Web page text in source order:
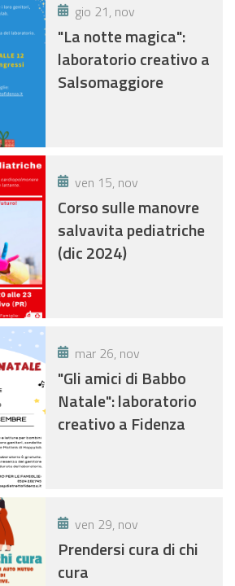
gio 21, nov
"La notte magica":
laboratorio creativo a
Salsomaggiore
ven 15, nov
Corso sulle manovre
salvavita pediatriche
(dic 2024)
mar 26, nov
"Gli amici di Babbo
Natale": laboratorio
creativo a Fidenza
ven 29, nov
Prendersi cura di chi
cura